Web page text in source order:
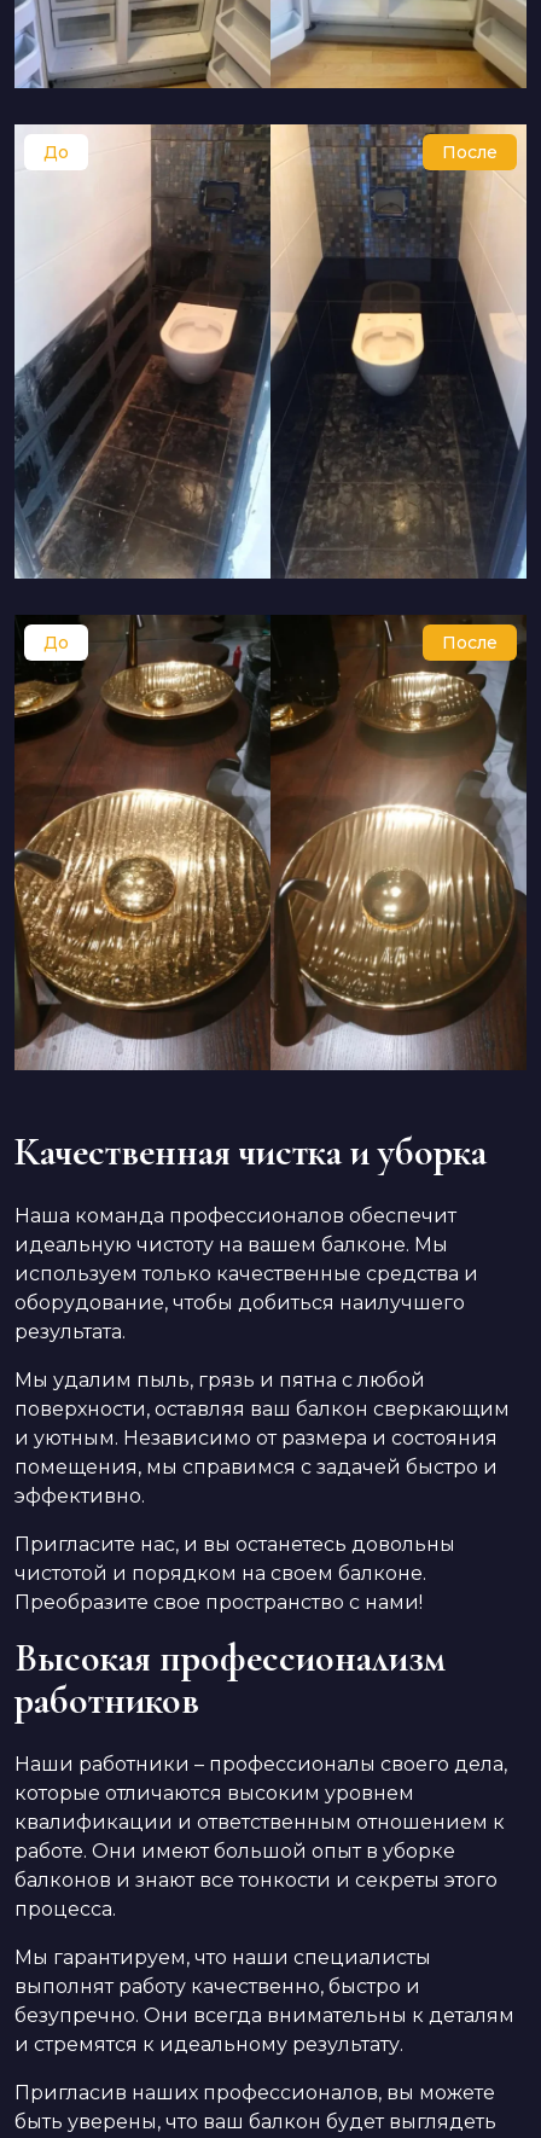
Качественная чистка и уборка
Наша команда профессионалов обеспечит
идеальную чистоту на вашем балконе. Мы
используем только качественные средства и
оборудование, чтобы добиться наилучшего
результата.
Мы удалим пыль, грязь и пятна с любой
поверхности, оставляя ваш балкон сверкающим
и уютным. Независимо от размера и состояния
помещения, мы справимся с задачей быстро и
эффективно.
Пригласите нас, и вы останетесь довольны
чистотой и порядком на своем балконе.
Преобразите свое пространство с нами!
Высокая профессионализм
работников
Наши работники – профессионалы своего дела,
которые отличаются высоким уровнем
квалификации и ответственным отношением к
работе. Они имеют большой опыт в уборке
балконов и знают все тонкости и секреты этого
процесса.
Мы гарантируем, что наши специалисты
выполнят работу качественно, быстро и
безупречно. Они всегда внимательны к деталям
и стремятся к идеальному результату.
Пригласив наших профессионалов, вы можете
быть уверены, что ваш балкон будет выглядеть